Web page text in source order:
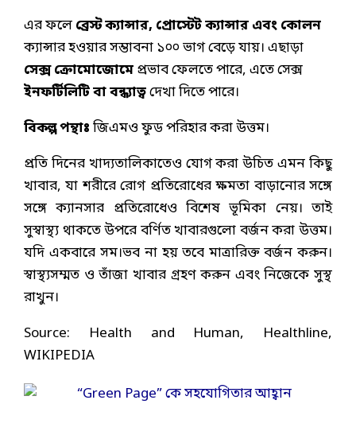
এর ফলে ব্রেস্ট ক্যান্সার, প্রোস্টেট ক্যান্সার এবং কোলন
ক্যান্সার হওয়ার সম্ভাবনা ১০০ ভাগ বেড়ে যায়। এছাড়া
সেক্স ক্রোমোজোমে প্রভাব ফেলতে পারে, এতে সেক্স
ইনফর্টিলিটি বা বন্ধ্যাত্বদেখা দিতে পারে।
বিকল্প পন্থাঃ জিএমও ফুড পরিহার করা উত্তম।
প্রতি দিনের খাদ্যতালিকাতেও যোগ করা উচিত এমন কিছু
খাবার, যা শরীরে রোগ প্রতিরোধের ক্ষমতা বাড়ানোর সঙ্গে
সঙ্গে ক্যানসার প্রতিরোধেও বিশেষ ভূমিকা নেয়। তাই
সুস্বাস্থ্য থাকতে উপরে বর্ণিত খাবারগুলো বর্জন করা উত্তম।
যদি একবারে সম।ভব না হয় তবে মাত্রারিক্ত বর্জন করুন।
স্বাস্থ্যসম্মত ও তাঁজা খাবার গ্রহণ করুন এবং নিজেকে সুস্থ
রাখুন।
Source: Health and Human, Healthline,
WIKIPEDIA